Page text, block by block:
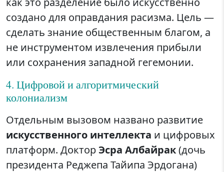
создано для оправдания расизма. Цель —
сделать знание общественным благом, а
не инструментом извлечения прибыли
или сохранения западной гегемонии.
4. Цифровой и алгоритмический
колониализм
Отдельным вызовом названо развитие
искусственного интеллекта и цифровых
платформ. Доктор Эсра Албайрак(дочь
президента Реджепа Тайипа Эрдогана)